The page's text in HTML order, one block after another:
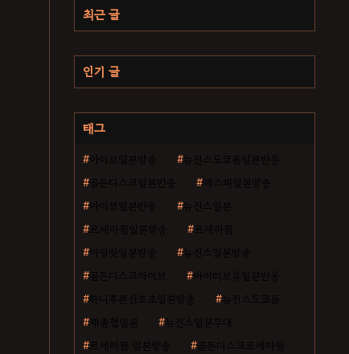
최근 글
인기 글
태그
아이브일본방송
뉴진스도쿄돔일본반응
골든디스크일본반응
에스파일본방송
아이브일본반응
뉴진스일본
르세라핌일본방송
르세라핌
아일릿일본방송
뉴진스일본방송
골든디스크아이브
아이러브유일본반응
하니푸른산호초일본방송
뉴진스도쿄돔
채종협일본
뉴진스일본무대
르세라핌 일본방송
골든디스크르세라핌